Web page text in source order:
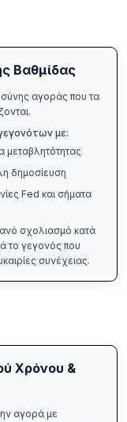
Βαθμίδας
αγοράς που τα
με:
μεταβλητότητας
δημοσίευση
Fed και σήματα
σχολιασμό κατά
το γεγονός που
συνέχειας.
Χρόνου &
αγορά με